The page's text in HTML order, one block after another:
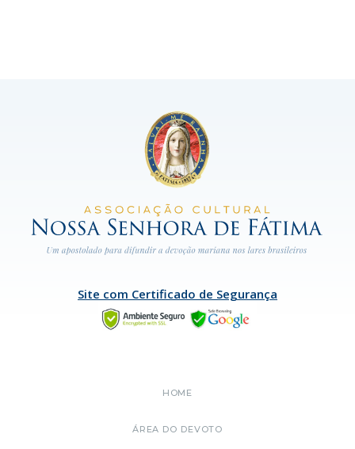
Site com Certificado de Segurança
HOME
ÁREA DO DEVOTO